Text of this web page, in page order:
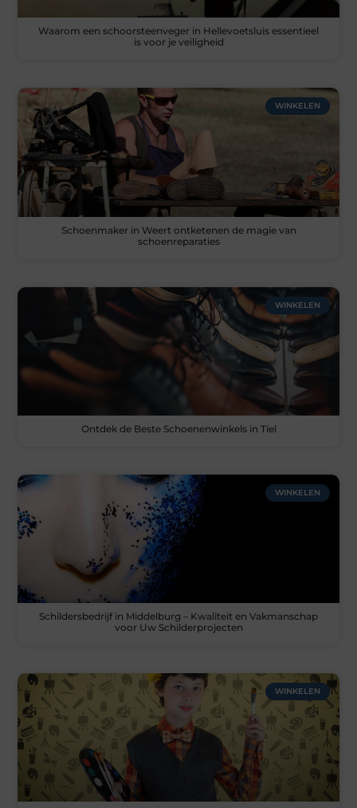
Waarom een schoorsteenveger in Hellevoetsluis essentieel
is voor je veiligheid
WINKELEN
Schoenmaker in Weert ontketenen de magie van
schoenreparaties
WINKELEN
Ontdek de Beste Schoenenwinkels in Tiel
WINKELEN
Schildersbedrijf in Middelburg – Kwaliteit en Vakmanschap
voor Uw Schilderprojecten
WINKELEN